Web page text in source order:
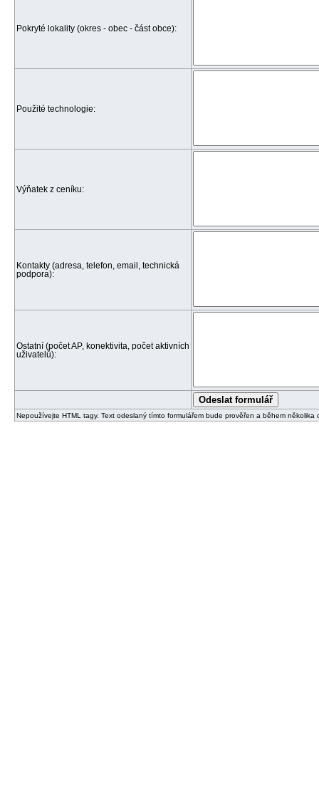
Pokryté lokality (okres - obec - část obce):
Použité technologie:
Výňatek z ceníku:
Kontakty (adresa, telefon, email, technická
podpora):
Ostatní (počet AP, konektivita, počet aktivních
uživatelů):
Nepoužívejte HTML tagy. Text odeslaný tímto formulářem bude prověřen a během několika